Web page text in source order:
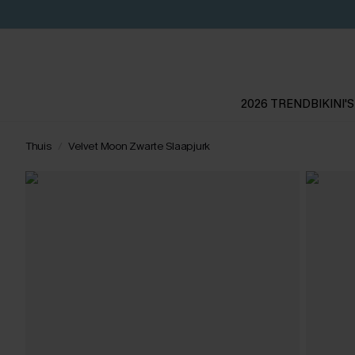
2026 TRENDBIKINI'S
Thuis Velvet Moon Zwarte Slaapjurk